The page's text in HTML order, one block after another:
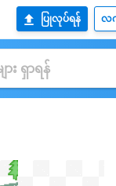
ပြုလုပ်ရန် လ